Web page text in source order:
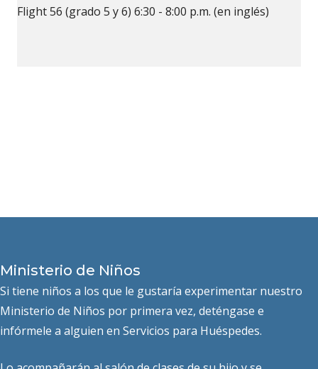
Flight 56 (grado 5 y 6) 6:30 - 8:00 p.m. (en inglés)
Ministerio de Niños
Si tiene niños a los que le gustaría experimentar nuestro
Ministerio de Niños por primera vez, deténgase e
infórmele a alguien en Servicios para Huéspedes.